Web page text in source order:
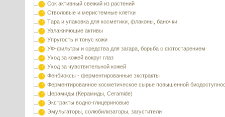
Сок активный свежий из растений
Стволовые и меристемные клетки
Тара и упаковка для косметики, флаконы, баночки
Увлажняющие активы
Упругость и тонус кожи
УФ-фильтры и средства для загара, борьба с фотостарением
Уход за кожей вокруг глаз
Уход за чувствительной кожей
Фенбиоксы - ферментированные экстракты
Ферментированное косметическое сырье повышенной
Церамиды (Керамиды, Ceramide)
Экстракты водно-глицериновые
Эмульгаторы, солюбилизаторы, загустители